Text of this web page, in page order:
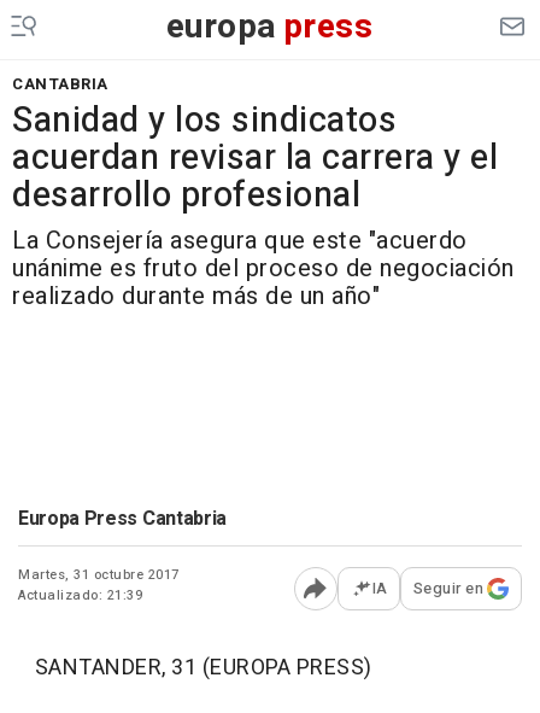
europa press
CANTABRIA
Sanidad y los sindicatos
acuerdan revisar la carrera y el
desarrollo profesional
La Consejería asegura que este "acuerdo
unánime es fruto del proceso de negociación
realizado durante más de un año"
Europa Press Cantabria
Martes, 31 octubre 2017
Actualizado: 21:39
Abrir opciones para
IA Seguir en
SANTANDER, 31 (EUROPA PRESS)